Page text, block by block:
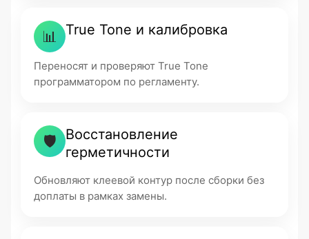
📊 True Tone и калибровка
Переносят и проверяют True Tone
программатором по регламенту.
🛡
Восстановление
герметичности
Обновляют клеевой контур после сборки без
доплаты в рамках замены.